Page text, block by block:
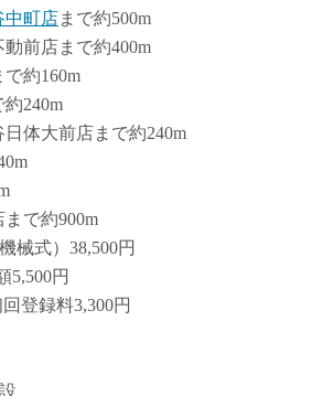
中町店まで約500m
前店まで約400m
約160m
240m
体大前店まで約240m
で約900m
式）38,500円
円
録料3,300円